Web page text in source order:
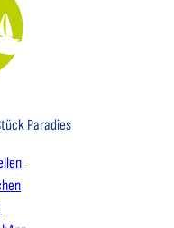
Paradies